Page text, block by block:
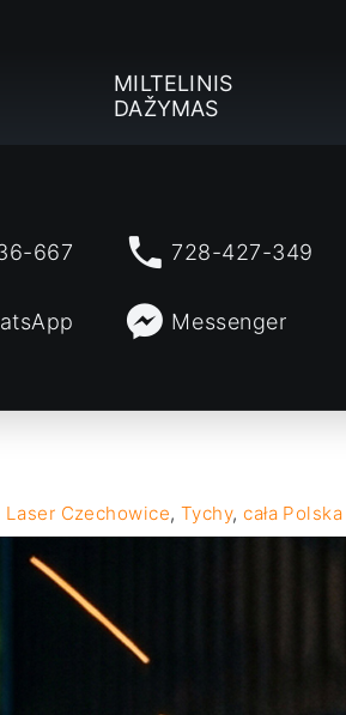
MILTELINIS
DAŽYMAS
667 728-427-349
Messenger
Laser Czechowice, Tychy,cała Polska